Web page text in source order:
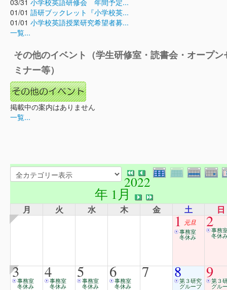
03/31 小学校英語研修会 年間予定...
01/01 語研ブックレット『小学校英...
01/01 小学校英語授業研究希望者募...
一覧...
その他のイベント（学生研修室・読書会・オープン
ミナー等）
掲載中の案内はありません
一覧...
2022
年 1月
月 火 水 木 金 土 日
1 元旦
事務室
冬休み
2事
冬休
3事務室
冬休み
4事務室
冬休み
5事務室
冬休み
6事務室
冬休み
7 8第３研究
グループ
9第３
グル